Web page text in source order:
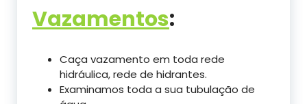
Vazamentos:
Caça vazamento em toda rede
hidráulica, rede de hidrantes.
Examinamos toda a sua tubulação de